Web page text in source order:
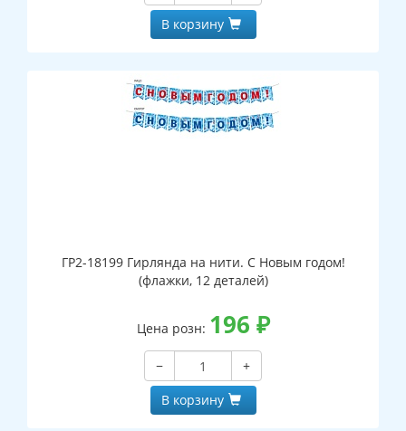
В корзину
ГР2-18199 Гирлянда на нити. С Новым годом!
(флажки, 12 деталей)
Цена розн: 196 ₽
−
+
В корзину